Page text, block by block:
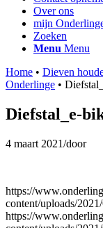
Over ons
mijn
Zoeken
Menu Menu
Home • Dieven
Onderlinge •
Diefstal_e-
4 maart 2021/door
https://
content/uploads/
https://